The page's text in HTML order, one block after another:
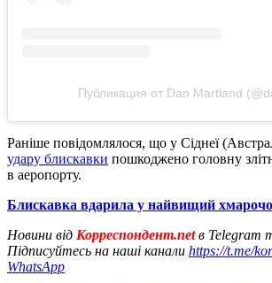
Публикация от Dan Martland
Раніше повідомлялося, що у Сіднеї
удару блискавки пошкоджено головну
в аеропорту.
Блискавка вдарила у найвищий
Новини від Корреспондент.netв Telegram
Підписуйтесь на наші канали https://t.me/
WhatsApp